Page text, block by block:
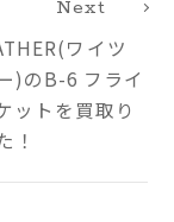
Next
ワイツ
)のB-6 フライ
ットを買取り
！